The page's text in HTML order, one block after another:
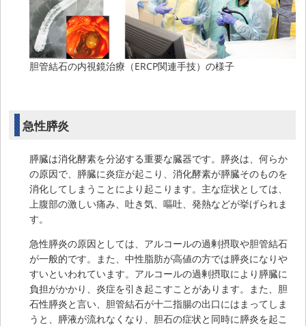
胆管結石の内視鏡治療（ERCP関連手技）の様子
急性膵炎
膵臓は消化酵素を分泌する重要な臓器です。膵炎は、何らか
の原因で、膵臓に炎症が起こり、消化酵素が膵臓そのものを
消化してしまうことにより起こります。主な症状としては、
上腹部の激しい痛み、吐き気、嘔吐、発熱などが挙げられま
す。
急性膵炎の原因としては、アルコールの過剰摂取や胆管結石
が一般的です。また、中性脂肪が高値の方では膵炎になりや
すいといわれています。アルコールの過剰摂取により膵臓に
負担がかかり、炎症を引き起こすことがあります。また、胆
石性膵炎と言い、胆管結石が十二指腸の出口にはまってしま
うと、膵液が流れなくなり、胆石の症状と同時に膵炎を起こ